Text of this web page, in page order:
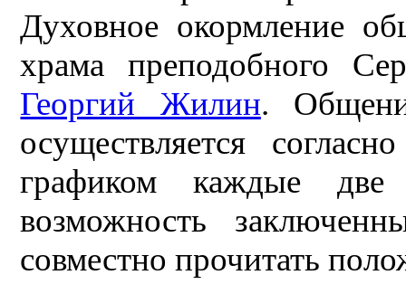
Духовное окормление
храма преподобного
Георгий Жилин.
осуществляется
графиком каждые
возможность
совместно прочитать